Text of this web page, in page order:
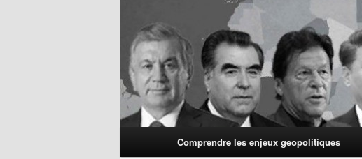
Comprendre les enjeux geopolitiques